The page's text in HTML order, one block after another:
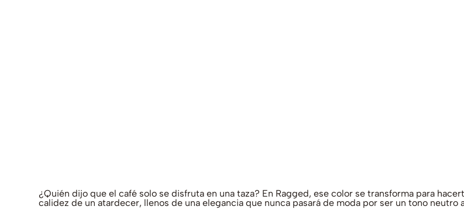
¿Quién dijo que el café solo se disfruta en una taza? En Ragged, ese color se transforma para
calidez de un atardecer, llenos de una elegancia que nunca pasará de moda por ser un tono neutro